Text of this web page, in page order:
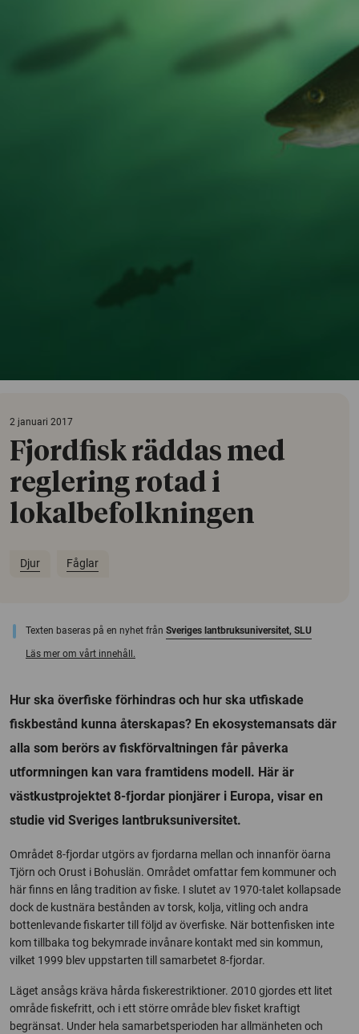
2 januari 2017
Fjordfisk räddas med
reglering rotad i
lokalbefolkningen
Djur Fåglar
Texten baseras på en nyhet från Sveriges lantbruksuniversitet, SLU
Läs mer om vårt innehåll.
Hur ska överfiske förhindras och hur ska utfiskade
fiskbestånd kunna återskapas? En ekosystemansats där
alla som berörs av fiskförvaltningen får påverka
utformningen kan vara framtidens modell. Här är
västkustprojektet 8-fjordar pionjärer i Europa, visar en
studie vid Sveriges lantbruksuniversitet.
Området 8-fjordar utgörs av fjordarna mellan och innanför öarna
Tjörn och Orust i Bohuslän. Området omfattar fem kommuner och
här finns en lång tradition av fiske. I slutet av 1970-talet kollapsade
dock de kustnära bestånden av torsk, kolja, vitling och andra
bottenlevande fiskarter till följd av överfiske. När bottenfisken inte
kom tillbaka tog bekymrade invånare kontakt med sin kommun,
vilket 1999 blev uppstarten till samarbetet 8-fjordar.
Läget ansågs kräva hårda fiskerestriktioner. 2010 gjordes ett litet
område fiskefritt, och i ett större område blev fisket kraftigt
begränsat. Under hela samarbetsperioden har allmänheten och